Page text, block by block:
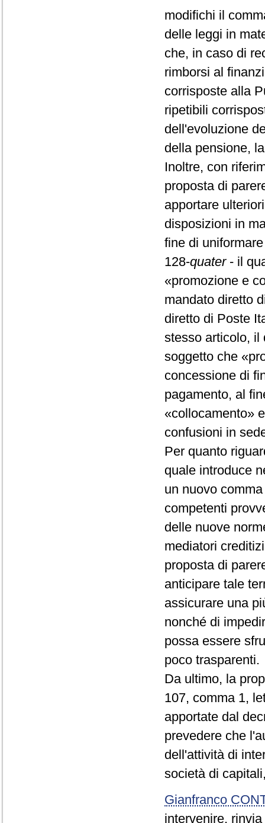
modifichi il
delle leggi in
che, in caso di
rimborsi al
corrisposte alla
ripetibili
dell'evoluzione
della pensione,
Inoltre, con
proposta di
apportare
disposizioni in
fine di
128-quater- il
«promozione e
mandato diretto
diretto di Poste
stesso articolo, il
soggetto che
concessione di
pagamento, al
«collocamento»
confusioni in
Per quanto
quale introduce
un nuovo
competenti
delle nuove
mediatori
proposta di
anticipare tale
assicurare una
nonché di
possa essere
poco trasparenti.
Da ultimo, la
107, comma 1,
apportate dal
prevedere che
dell'attività di
società di
Gianfranco
intervenire,